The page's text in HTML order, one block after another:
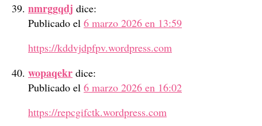
nmrggqdj dice:
Publicado el 6 marzo 2026 en 13:59
https://kddvjdpfpv.wordpress.com
wopaqekr dice:
Publicado el 6 marzo 2026 en 16:02
https://repcgifctk.wordpress.com